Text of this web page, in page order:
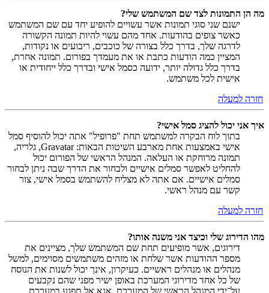
מה הן התמונות לצד שם המשתמש שלי?
ישנם שני סוגי תמונות אשר עשויים להופיע יחד עם שם המשתמש
כאשר צופים בהודעות. אחד מהם עשוי להיות תמונה הקשורה
לדרגה שלך, בדרך כלל בצורה של כוכבים, ריבועים או נקודות,
המציין כמה הודעות כתבת או את מעמדך בפורום. תמונה אחרת,
בדרך כלל גדולה יותר, ידועה כסמל אישי ובדרך כלל ייחודית או
אישית לכל משתמש.
חזרה למעלה
איך אני יכול להציג סמל אישי?
בתוך לוח הבקרה למשתמש תחת "פרופיל" אתה יכול להוסיף סמל
אישי באמצעות אחת מארבע השיטות הבאות: Gravatar, גלריה,
תמונה מרוחקת או העלאה. המנהל הראשי של הפורום יכול
להחליט לאפשר סמלים אישיים ולבחור את הדרך שבה ניתן לבחור
סמלים אישיים. אם אתה לא מצליח להשתמש בסמל אישי, צור
קשר עם מנהל ראשי.
חזרה למעלה
מהו הדירוג שלי וכיצד אני משנה אותו?
דירוגים, אשר מופיעים תחת שם המשתמש שלך, מציינים את
מספר ההודעות אשר שלחת או מזהים משתמשים מסוימים, למשל
מנהלים או מנהלים ראשיים. כעיקרון, אינך יכול לשנות את הנוסח
של כל אחד מדירוגי המערכת באופן ישיר מפני שהם נקבעים